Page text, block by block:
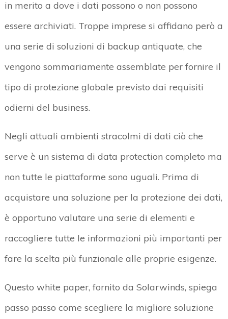
in merito a dove i dati possono o non possono
essere archiviati. Troppe imprese si affidano però a
una serie di soluzioni di backup antiquate, che
vengono sommariamente assemblate per fornire il
tipo di protezione globale previsto dai requisiti
odierni del business.
Negli attuali ambienti stracolmi di dati ciò che
serve è un sistema di data protection completo ma
non tutte le piattaforme sono uguali. Prima di
acquistare una soluzione per la protezione dei dati,
è opportuno valutare una serie di elementi e
raccogliere tutte le informazioni più importanti per
fare la scelta più funzionale alle proprie esigenze.
Questo white paper, fornito da Solarwinds, spiega
passo passo come scegliere la migliore soluzione